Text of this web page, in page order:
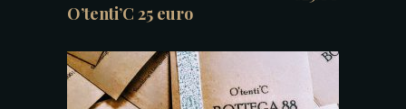
O’tenti’C 25 euro